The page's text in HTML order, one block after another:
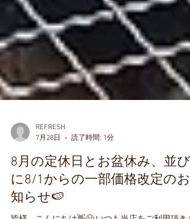
REFRESH
読了時間: 1分
8月の定休日とお盆休み、並び
に8/1からの一部価格改定のお